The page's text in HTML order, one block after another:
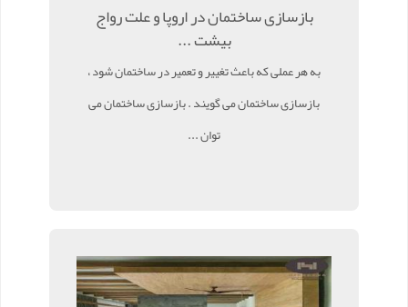
بازسازی ساختمان در اروپا و علت رواج
بیشت ...
به هر عملی که باعث تغییر و تعمیر در ساختمان شود ،
بازسازی ساختمان می گویند . بازسازی ساختمان می
توان ...